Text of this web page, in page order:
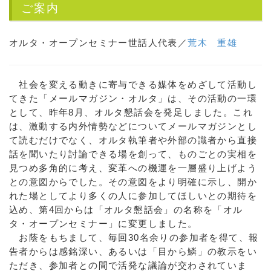
ご案内
オルタ・オープンセミナー世話人代表／荒木 重雄
社会を変える動きに寄与できる媒体をめざして活動し
てきた「メールマガジン・オルタ」は、その活動の一環
として、昨年8月、オルタ懇話会を発足しました。これ
は、激動する内外情勢などについてメールマガジンとし
て読むだけでなく、オルタ執筆者や外部の識者から直接
話を聞いたり討論できる場を創って、ものごとの実相を
見つめ多角的に考え、変革への機運を一層盛り上げよう
との意図からでした。その意図をより明確に示し、開か
れた場としてより多くの人に参加してほしいとの期待を
込め、第4回からは「オルタ懇話会」の名称を「オル
タ・オープンセミナー」に変更しました。
お蔭をもちまして、毎回30名余りの参加者を得て、報
告者からは感銘深い、あるいは「目から鱗」の教示をい
ただき、参加者との間で活発な議論が交わされていま